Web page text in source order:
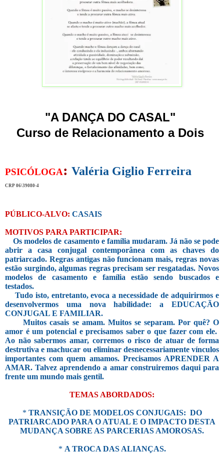
"A DANÇA DO CASAL"
Curso de Relacionamento a Dois
PSICÓLOGA: Valéria Giglio Ferreira
CRP 06\39080-4
PÚBLICO-ALVO: CASAIS
MOTIVOS PARA PARTICIPAR:
Os modelos de casamento e família mudaram. Já não se pode
abrir a casa conjugal contemporânea com as chaves do
patriarcado. Regras antigas não funcionam mais, regras novas
estão surgindo, algumas regras precisam ser resgatadas. Novos
modelos de casamento e família estão sendo buscados e
testados.
Tudo isto, entretanto, evoca a necessidade de adquirirmos e
desenvolvermos uma nova habilidade: a EDUCAÇÃO
CONJUGAL E FAMILIAR.
Muitos casais se amam. Muitos se separam. Por quê? O
amor é um potencial e precisamos saber o que fazer com ele.
Ao não sabermos amar, corremos o risco de atuar de forma
destrutiva e machucar ou eliminar desnecessariamente vínculos
importantes com quem amamos. Precisamos APRENDER A
AMAR. Talvez aprendendo a amar construiremos daqui para
frente um mundo mais gentil.
TEMAS ABORDADOS:
* TRANSIÇÃO DE MODELOS CONJUGAIS: DO
PATRIARCADO PARA O ATUAL E O IMPACTO DESTA
MUDANÇA SOBRE AS PARCERIAS AMOROSAS.
* A TROCA DAS ALIANÇAS.